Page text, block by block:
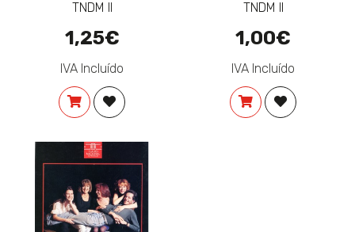
TNDM II
1,25€
IVA Incluído
COMPRARADICIONAR À LISTA DE DESEJOS
TNDM II
1,00€
IVA Incluído
COMPRARADICIONAR